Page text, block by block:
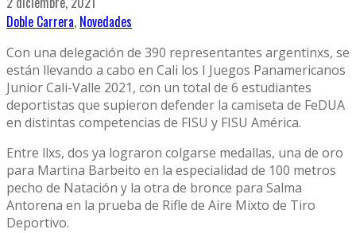
Doble Carrera, Novedades
Con una delegación de 390 representantes argentinxs, se
están llevando a cabo en Cali los I Juegos Panamericanos
Junior Cali-Valle 2021, con un total de 6 estudiantes
deportistas que supieron defender la camiseta de FeDUA
en distintas competencias de FISU y FISU América.
Entre llxs, dos ya lograron colgarse medallas, una de oro
para Martina Barbeito en la especialidad de 100 metros
pecho de Natación y la otra de bronce para Salma
Antorena en la prueba de Rifle de Aire Mixto de Tiro
Deportivo.